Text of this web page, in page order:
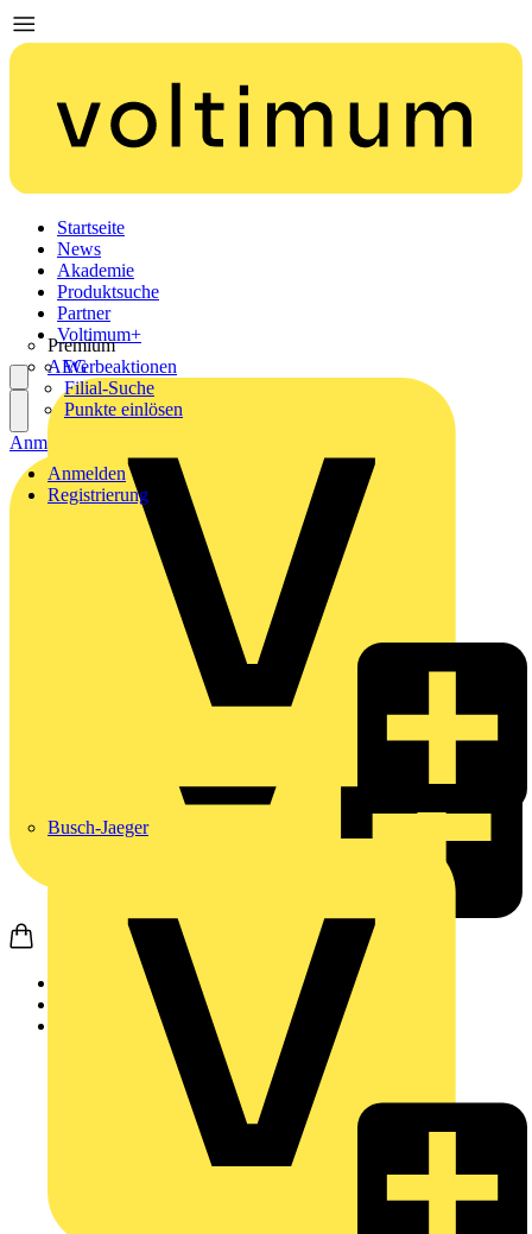
Startseite
News
Akademie
Produktsuche
Partner
Premium
AEG
Busch-Jaeger
Voltimum+
Werbeaktionen
Filial-Suche
Punkte einlösen
Anmelden
Registrierung
Anmelden